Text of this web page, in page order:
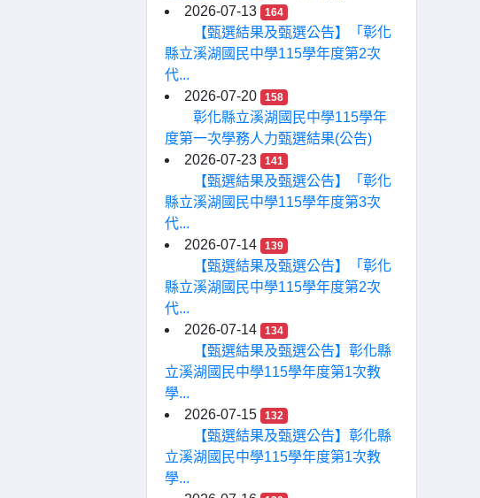
2026-07-13
164
【甄選結果及甄選公告】「彰化
縣立溪湖國民中學115學年度第2次
代...
2026-07-20
158
彰化縣立溪湖國民中學115學年
度第一次學務人力甄選結果(公告)
2026-07-23
141
【甄選結果及甄選公告】「彰化
縣立溪湖國民中學115學年度第3次
代...
2026-07-14
139
【甄選結果及甄選公告】「彰化
縣立溪湖國民中學115學年度第2次
代...
2026-07-14
134
【甄選結果及甄選公告】彰化縣
立溪湖國民中學115學年度第1次教
學...
2026-07-15
132
【甄選結果及甄選公告】彰化縣
立溪湖國民中學115學年度第1次教
學...